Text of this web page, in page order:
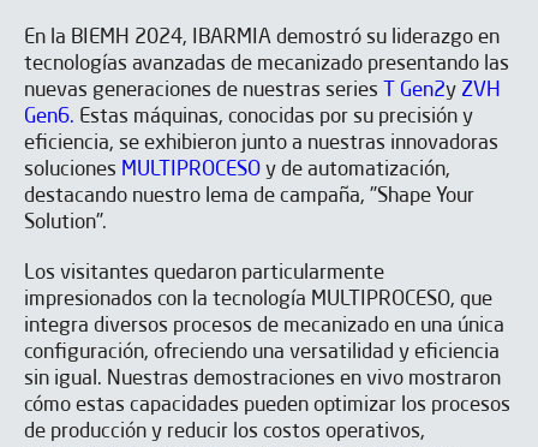
En la BIEMH 2024, IBARMIA demostró su liderazgo en
tecnologías avanzadas de mecanizado presentando las
nuevas generaciones de nuestras series
T Gen2y ZVH
Gen6. Estas máquinas, conocidas por su precisión y
eficiencia, se exhibieron junto a nuestras innovadoras
soluciones MULTIPROCESO y de automatización,
destacando nuestro lema de campaña, "Shape Your
Solution".
Los visitantes quedaron particularmente
impresionados con la tecnología MULTIPROCESO, que
integra diversos procesos de mecanizado en una única
configuración, ofreciendo una versatilidad y eficiencia
sin igual. Nuestras demostraciones en vivo mostraron
cómo estas capacidades pueden optimizar los procesos
de producción y reducir los costos operativos,
¿Quieres saber más acerca de
Envíe el formulario y nos pondremos
en contacto.